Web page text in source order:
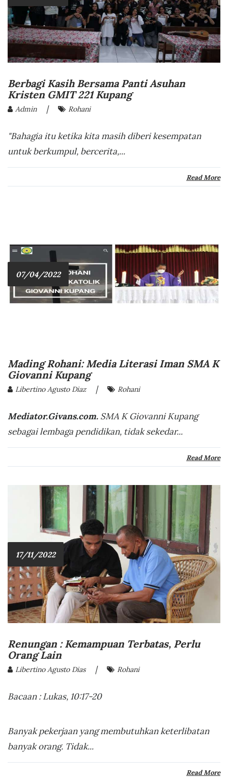
Berbagi Kasih Bersama Panti Asuhan
Kristen GMIT 221 Kupang
Admin | Rohani
"Bahagia itu ketika kita masih diberi kesempatan
untuk berkumpul, bercerita,...
Read More
07/04/2022
Mading Rohani: Media Literasi Iman SMA K
Giovanni Kupang
Libertino Agusto Diaz | Rohani
Mediator.Givans.com. SMA K Giovanni Kupang
sebagai lembaga pendidikan, tidak sekedar...
Read More
17/11/2022
Renungan : Kemampuan Terbatas, Perlu
Orang Lain
Libertino Agusto Dias | Rohani
Bacaan : Lukas, 10:17-20
Banyak pekerjaan yang membutuhkan keterlibatan
banyak orang. Tidak...
Read More